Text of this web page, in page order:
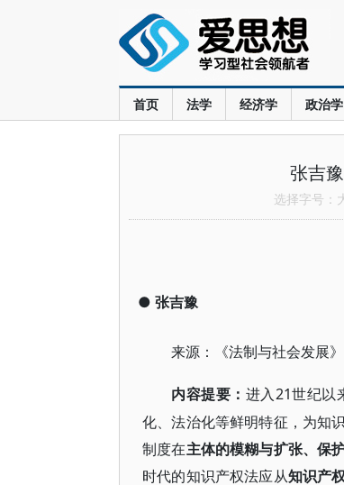
首页 法学 经济学 政治学
张吉
选择字号：
● 张吉豫
来源：《法制与社会发展》
内容提要 ： 进入 21世纪以
化、法治化等鲜明特征，为知
制度在主体的模糊与扩张、保
时代的知识产权法应从知识产